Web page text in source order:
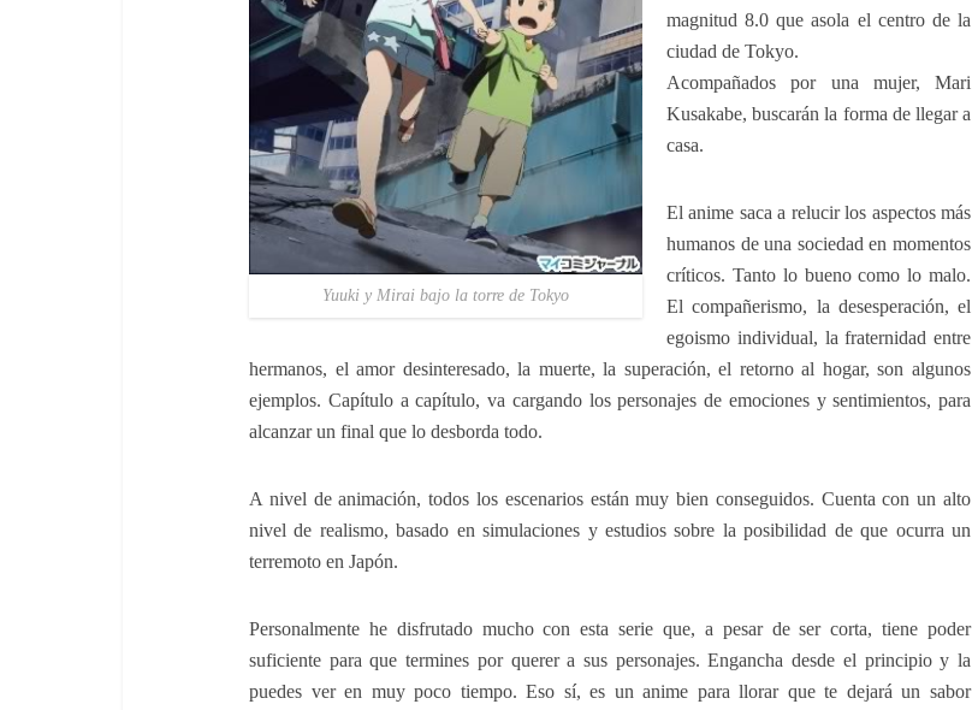
Yuuki y Mirai bajo la torre de Tokyo
magnitud 8.0 que asola el centro de la
ciudad de Tokyo.
Acompañados por una mujer, Mari
Kusakabe, buscarán la forma de llegar a
casa.
El anime saca a relucir los aspectos más
humanos de una sociedad en momentos
críticos. Tanto lo bueno como lo malo.
El compañerismo, la desesperación, el
egoismo individual, la fraternidad entre
hermanos, el amor desinteresado, la muerte, la superación, el retorno al hogar, son algunos
ejemplos. Capítulo a capítulo, va cargando los personajes de emociones y sentimientos, para
alcanzar un final que lo desborda todo.
A nivel de animación, todos los escenarios están muy bien conseguidos. Cuenta con un alto
nivel de realismo, basado en simulaciones y estudios sobre la posibilidad de que ocurra un
terremoto en Japón.
Personalmente he disfrutado mucho con esta serie que, a pesar de ser corta, tiene poder
suficiente para que termines por querer a sus personajes. Engancha desde el principio y la
puedes ver en muy poco tiempo. Eso sí, es un anime para llorar que te dejará un sabor